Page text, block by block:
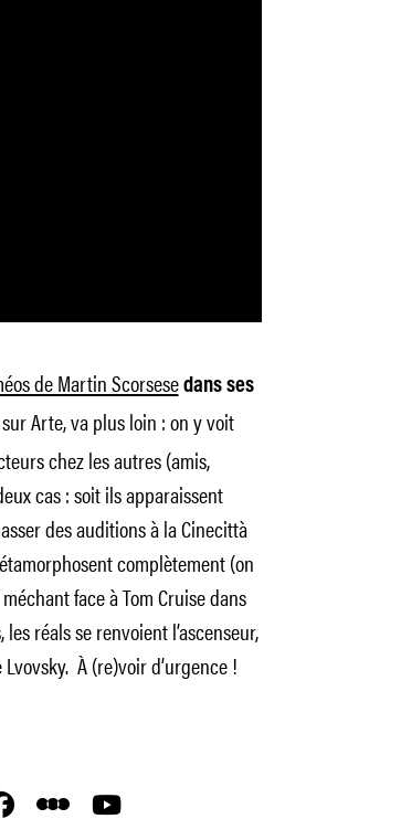
de Martin Scorsesedans ses
sur Arte, va plus loin : on y voit
chez les autres (amis,
cas : soit ils apparaissent
des auditions à la Cinecittà
complètement (on
face à Tom Cruise dans
réals se renvoient l’ascenseur,
À (re)voir d’urgence !